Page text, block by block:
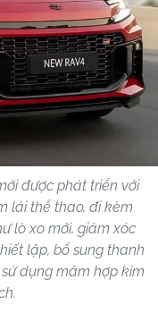
được phát triển với
lái thể thao, đi kèm
lò xo mới, giảm xóc
lập, bổ sung thanh
dụng mâm hợp kim